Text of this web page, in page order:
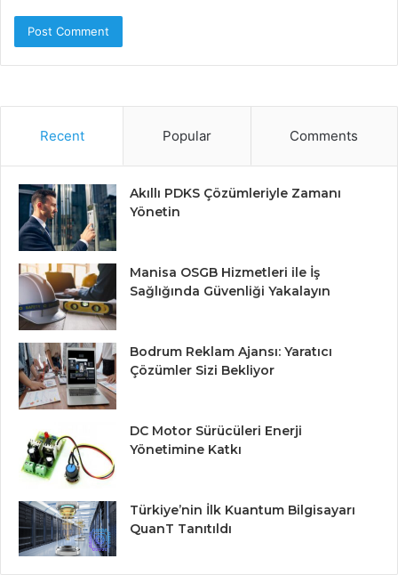
Recent Popular Comments
Akıllı PDKS Çözümleriyle Zamanı
Yönetin
Manisa OSGB Hizmetleri ile İş
Sağlığında Güvenliği Yakalayın
Bodrum Reklam Ajansı: Yaratıcı
Çözümler Sizi Bekliyor
DC Motor Sürücüleri Enerji
Yönetimine Katkı
Türkiye’nin İlk Kuantum Bilgisayarı
QuanT Tanıtıldı